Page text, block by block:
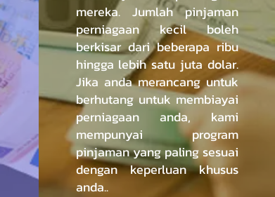
mereka. Jumlah pinjaman
perniagaan kecil boleh
berkisar dari beberapa ribu
hingga lebih satu juta dolar.
Jika anda merancang untuk
berhutang untuk membiayai
perniagaan anda, kami
mempunyai program
pinjaman yang paling sesuai
dengan keperluan khusus
anda..